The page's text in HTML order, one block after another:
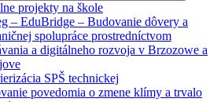
projekty na škole
– EduBridge – Budovanie dôvery a
spolupráce prostredníctvom
a digitálneho rozvoja v Brzozowe a
SPŠ technickej
povedomia o zmene klímy a trvalo